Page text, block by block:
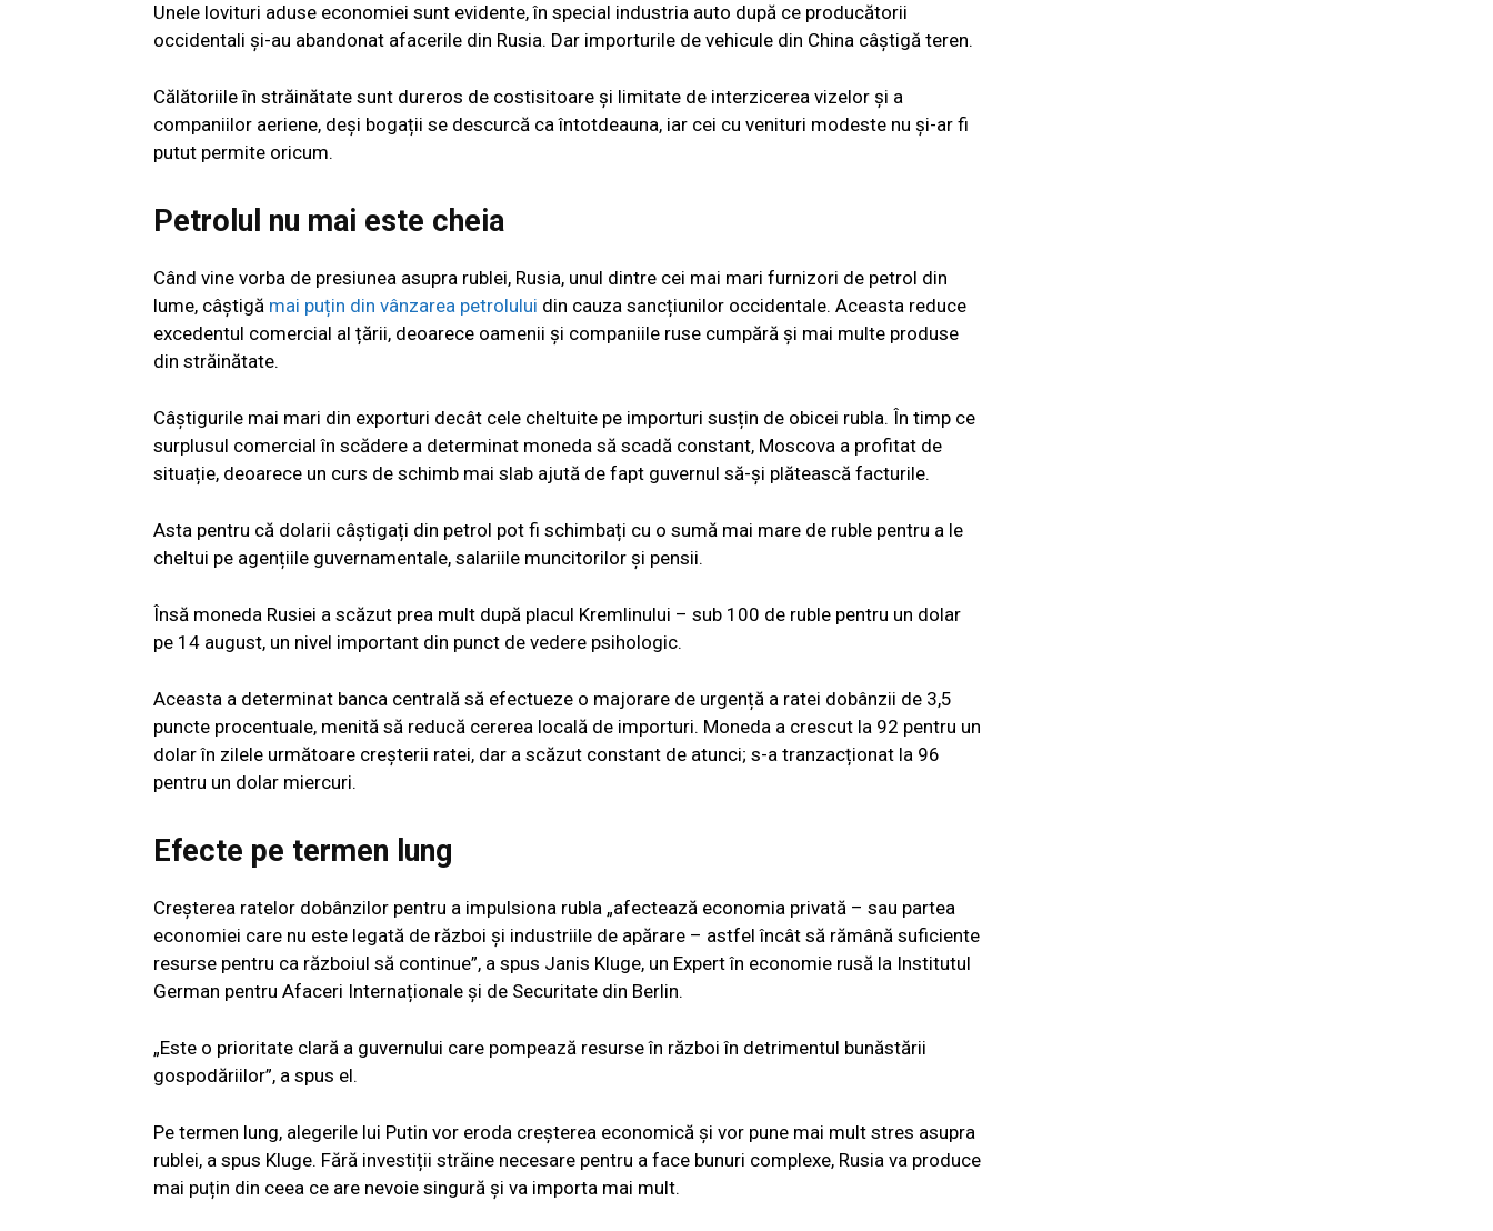
Unele lovituri aduse economiei sunt evidente, în special industria auto după ce producătorii
occidentali și-au abandonat afacerile din Rusia. Dar importurile de vehicule din China câștigă teren.
Călătoriile în străinătate sunt dureros de costisitoare și limitate de interzicerea vizelor și a
companiilor aeriene, deși bogații se descurcă ca întotdeauna, iar cei cu venituri modeste nu și-ar fi
putut permite oricum.
Petrolul nu mai este cheia
Când vine vorba de presiunea asupra rublei, Rusia, unul dintre cei mai mari furnizori de petrol din
lume, câștigă mai puțin din vânzarea petrolului din cauza sancțiunilor occidentale. Aceasta reduce
excedentul comercial al țării, deoarece oamenii și companiile ruse cumpără și mai multe produse
din străinătate.
Câștigurile mai mari din exporturi decât cele cheltuite pe importuri susțin de obicei rubla. În timp ce
surplusul comercial în scădere a determinat moneda să scadă constant, Moscova a profitat de
situație, deoarece un curs de schimb mai slab ajută de fapt guvernul să-și plătească facturile.
Asta pentru că dolarii câștigați din petrol pot fi schimbați cu o sumă mai mare de ruble pentru a le
cheltui pe agențiile guvernamentale, salariile muncitorilor și pensii.
Însă moneda Rusiei a scăzut prea mult după placul Kremlinului – sub 100 de ruble pentru un dolar
pe 14 august, un nivel important din punct de vedere psihologic.
Aceasta a determinat banca centrală să efectueze o majorare de urgență a ratei dobânzii de 3,5
puncte procentuale, menită să reducă cererea locală de importuri. Moneda a crescut la 92 pentru un
dolar în zilele următoare creșterii ratei, dar a scăzut constant de atunci; s-a tranzacționat la 96
pentru un dolar miercuri.
Efecte pe termen lung
Creșterea ratelor dobânzilor pentru a impulsiona rubla „afectează economia privată – sau partea
economiei care nu este legată de război și industriile de apărare – astfel încât să rămână suficiente
resurse pentru ca războiul să continue”, a spus Janis Kluge, un Expert în economie rusă la Institutul
German pentru Afaceri Internaționale și de Securitate din Berlin.
„Este o prioritate clară a guvernului care pompează resurse în război în detrimentul bunăstării
gospodăriilor”, a spus el.
Pe termen lung, alegerile lui Putin vor eroda creșterea economică și vor pune mai mult stres asupra
rublei, a spus Kluge. Fără investiții străine necesare pentru a face bunuri complexe, Rusia va produce
mai puțin din ceea ce are nevoie singură și va importa mai mult.